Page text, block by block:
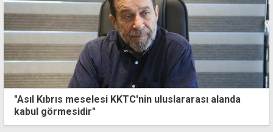
"Asıl Kıbrıs meselesi KKTC'nin uluslararası alanda
kabul görmesidir"